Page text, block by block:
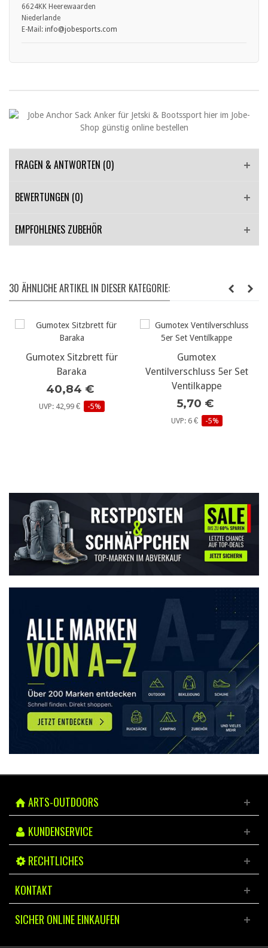
6624KK Heerewaarden
Niederlande
E-Mail: info@jobesports.com
FRAGEN & ANTWORTEN (0)
BEWERTUNGEN (0)
EMPFOHLENES ZUBEHÖR
30 ÄHNLICHE ARTIKEL IN DIESER KATEGORIE:
Gumotex Sitzbrett für
Baraka
40,84 €
UVP: 42,99 € -5%
Gumotex
Ventilverschluss 5er Set
Ventilkappe
5,70 €
UVP: 6 € -5%
ARTS-OUTDOORS
KUNDENSERVICE
RECHTLICHES
KONTAKT
SICHER ONLINE EINKAUFEN